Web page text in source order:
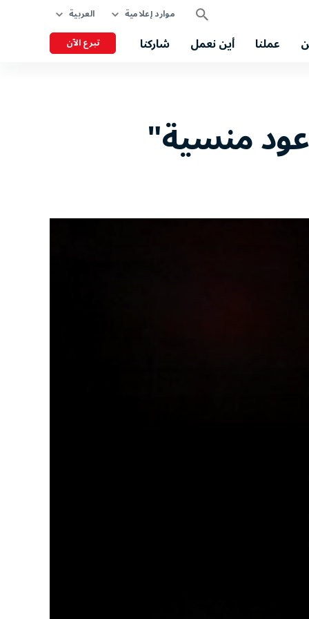
موارد إعلامية العربية
عملنا أين نعمل شاركنا تبرع الآن
منسية"